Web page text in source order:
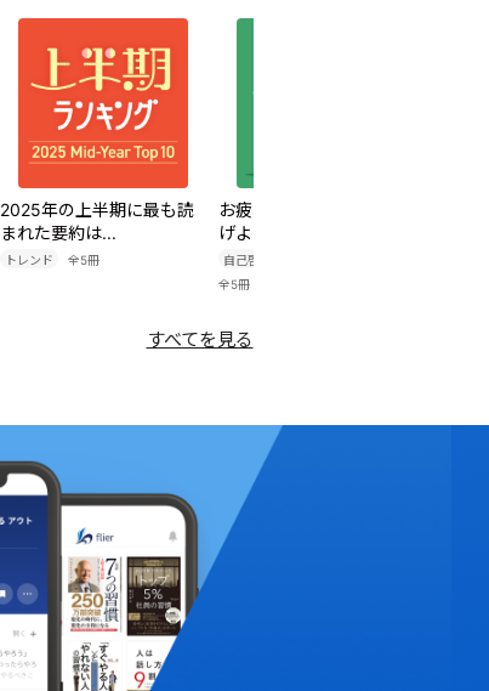
2025年の上半期に最も読
まれた要約は...
トレンド 全5冊
お疲れな自分を、許してあ
げよう
自己啓発・マインド
全5冊
すべてを見る